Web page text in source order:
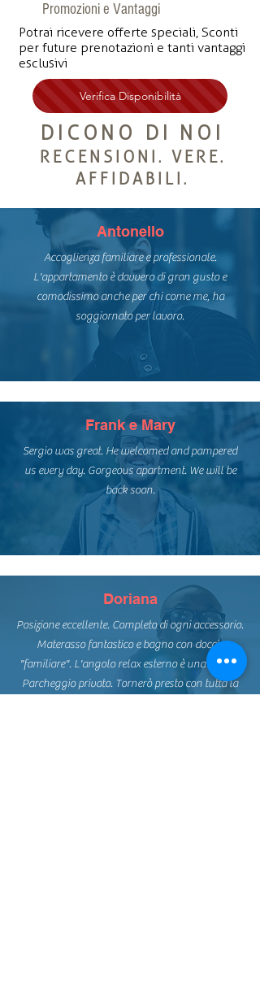
Promozioni e Vantaggi
Potrai ricevere offerte speciali, Sconti
per future prenotazioni e tanti vantaggi
esclusivi
Verifica Disponibilità
DICONO DI NOI
RECENSIONI. VERE.
AFFIDABILI.
Antonello
Accoglienza familiare e professionale.
L'appartamento è davvero di gran gusto e
comodissimo anche per chi come me, ha
soggiornato per lavoro.
Frank e Mary
Sergio was great. He welcomed and pampered
us every day. Gorgeous apartment. We will be
back soon.
Doriana
Posizione eccellente. Completo di ogni accessorio.
Materasso fantastico e bagno con doccia
"familiare". L'angolo relax esterno è una chicca!
Parcheggio privato. Tornerò presto con tutta la